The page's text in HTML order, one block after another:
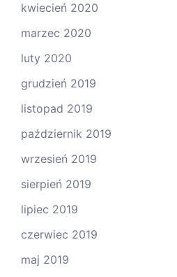
kwiecień 2020
marzec 2020
luty 2020
grudzień 2019
listopad 2019
październik 2019
wrzesień 2019
sierpień 2019
lipiec 2019
czerwiec 2019
maj 2019